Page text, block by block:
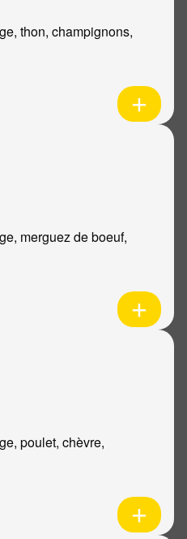
thon, champignons,
merguez de boeuf,
poulet, chèvre,